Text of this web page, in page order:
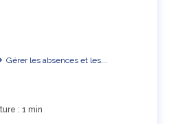
Gérer les absences et les...
: 1 min